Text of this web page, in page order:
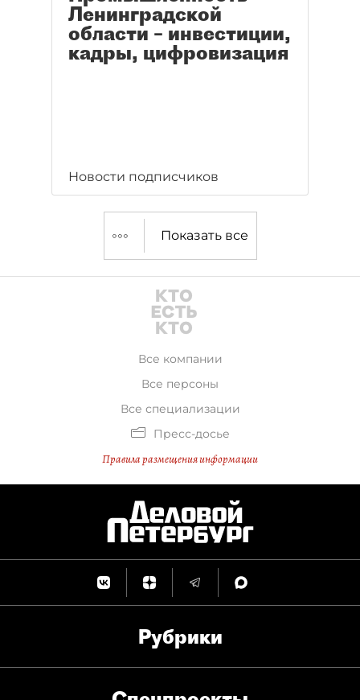
Ленинградской
области – инвестиции,
кадры, цифровизация
Новости подписчиков
Показать все
Все компании
Все персоны
Все специализации
Пресс-досье
Правила размещения информации
Рубрики